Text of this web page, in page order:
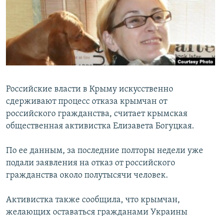
ПОБЕДИТЕЛЕЙ НЕ СУДЯТ?
КРЫМ.НЕПОКОРЕННЫЙ
УКРАИНСКАЯ ПРОБЛЕМА КРЫМА
ПРИСОЕДИНЯЙТЕСЬ!
Российские власти в Крыму искусственно
сдерживают процесс отказа крымчан от
российского гражданства, считает крымская
общественная активистка Елизавета Богуцкая.
По ее данным, за последние полторы недели уже
подали заявления на отказ от российского
гражданства около полутысячи человек.
Активистка также сообщила, что крымчан,
желающих оставаться гражданами Украины